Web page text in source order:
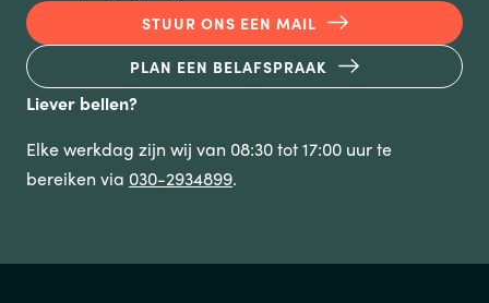
STUUR ONS EEN MAIL
PLAN EEN BELAFSPRAAK
Liever bellen?
Elke werkdag zijn wij van 08:30 tot 17:00 uur te
bereiken via 030-2934899.